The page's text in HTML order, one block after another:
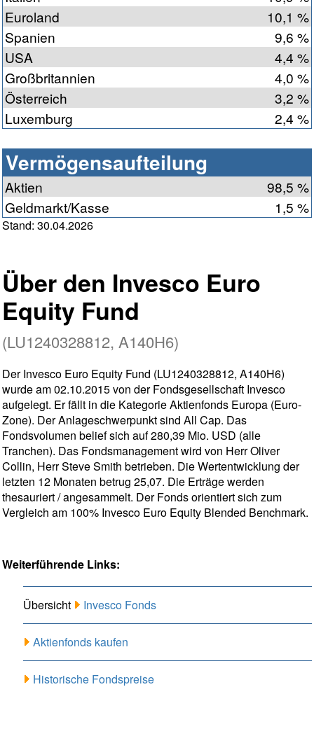
Euroland
10,1 %
Spanien
9,6 %
USA
4,4 %
Großbritannien
4,0 %
Österreich
3,2 %
Luxemburg
2,4 %
Vermögensaufteilung
Aktien
98,5 %
Geldmarkt/Kasse
1,5 %
Stand: 30.04.2026
Über den Invesco Euro
Equity Fund
(LU1240328812, A140H6)
Der Invesco Euro Equity Fund (LU1240328812, A140H6)
wurde am 02.10.2015 von der Fondsgesellschaft Invesco
aufgelegt. Er fällt in die Kategorie Aktienfonds Europa (Euro-
Zone). Der Anlageschwerpunkt sind All Cap. Das
Fondsvolumen belief sich auf 280,39 Mio. USD (alle
Tranchen). Das Fondsmanagement wird von Herr Oliver
Collin, Herr Steve Smith betrieben. Die Wertentwicklung der
letzten 12 Monaten betrug 25,07. Die Erträge werden
thesauriert / angesammelt. Der Fonds orientiert sich zum
Vergleich am 100% Invesco Euro Equity Blended Benchmark.
Weiterführende Links:
Übersicht Invesco Fonds
Aktienfonds kaufen
Historische Fondspreise